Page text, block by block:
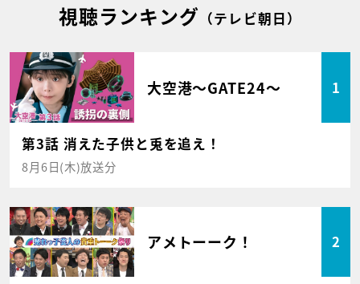
視聴ランキング （テレビ朝日）
大空港～GATE24～ 1
第3話 消えた子供と兎を追え！
8月6日(木)放送分
アメトーーク！ 2